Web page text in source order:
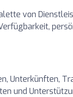
von
Unterkünften,
und